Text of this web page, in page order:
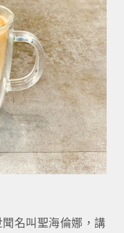
名叫聖海倫娜，講